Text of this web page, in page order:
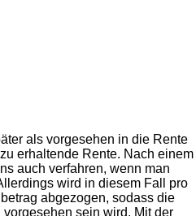
als vorgesehen in die Rente
erhaltende Rente. Nach einem
auch verfahren, wenn man
wird in diesem Fall pro
abgezogen, sodass die
sein wird. Mit der